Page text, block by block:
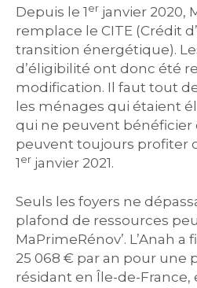
Depuis le 1 er janvier 2020,
remplace le CITE (Crédit
transition énergétique).
d’éligibilité ont donc été
modification. Il faut tout
les ménages qui étaient
qui ne peuvent bénéficier
peuvent toujours profiter
1 er janvier 2021.
Seuls les foyers ne
plafond de ressources
MaPrimeRénov’. L’Anah a
25 068 € par an pour une
résidant en Île-de-France,